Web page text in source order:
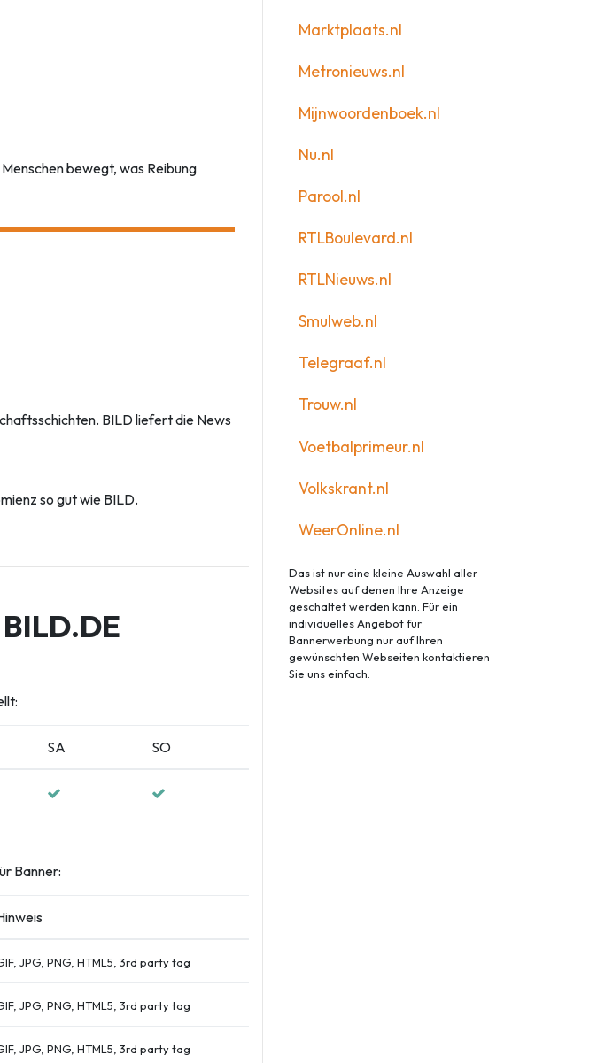
bewegt, was Reibung
BILD liefert die News
so gut wie BILD.
BILD.DE
SA SO
Banner:
JPG, PNG, HTML5, 3rd party tag
JPG, PNG, HTML5, 3rd party tag
JPG, PNG, HTML5, 3rd party tag
Marktplaats.nl
Metronieuws.nl
Mijnwoordenboek.nl
Nu.nl
Parool.nl
RTLBoulevard.nl
RTLNieuws.nl
Smulweb.nl
Telegraaf.nl
Trouw.nl
Voetbalprimeur.nl
Volkskrant.nl
WeerOnline.nl
Das ist nur eine kleine Auswahl aller
Websites auf denen Ihre Anzeige
geschaltet werden kann. Für ein
individuelles Angebot für
Bannerwerbung nur auf Ihren
gewünschten Webseiten kontaktieren
Sie uns einfach.